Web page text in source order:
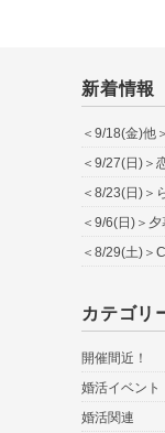
新着情報
＜9/18(金)他
＜9/27(日)＞
＜8/23(日)＞
＜9/6(日)＞
＜8/29(土)＞
カテゴリ
開催間近！
婚活イベント
婚活関連